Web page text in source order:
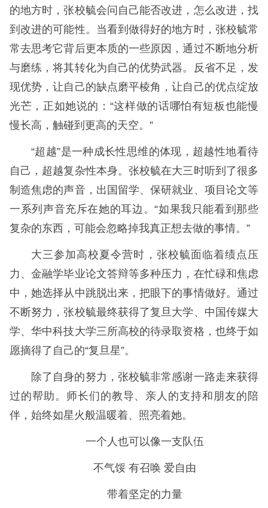
的地方时，张校毓会问自己能否改进，怎么改进，找
到改进的可能性。当看到做得好的地方时，张校毓常
常去思考它背后更本质的一些原因，通过不断地分析
与磨练，将其转化为自己的优势武器。反省不足，发
现优势，让自己的缺点磨平棱角，让自己的优点绽放
光芒，正如她说的：“这样做的话哪怕有短板也能慢
慢长高，触碰到更高的天空。”
“超越”是一种成长性思维的体现，超越性地看待
自己，超越复杂性本身。张校毓在大三时听到了很多
制造焦虑的声音，出国留学、保研就业、项目论文等
一系列声音充斥在她的耳边。“如果我只能看到那些
复杂的东西，可能会忽略掉我真正想去做的事情。”
大三参加高校夏令营时，张校毓面临着绩点压
力、金融学毕业论文答辩等多种压力，在忙碌和焦虑
中，她选择从中跳脱出来，把眼下的事情做好。通过
不断努力，张校毓最终获得了复旦大学、中国传媒大
学、华中科技大学三所高校的待录取资格，也终于如
愿摘得了自己的“复旦星”。
除了自身的努力，张校毓非常感谢一路走来获得
过的帮助。师长们的教导、亲人的支持和朋友的陪
伴，始终如星火般温暖着、照亮着她。
一个人也可以像一支队伍
不气馁 有召唤 爱自由
带着坚定的力量